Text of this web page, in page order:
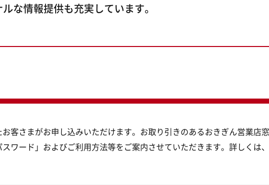
情報提供も充実しています。
客さまがお申し込みいただけます。お取り引きのあるおきぎん営業店
ワード」およびご利用方法等をご案内させていただきます。詳しくは